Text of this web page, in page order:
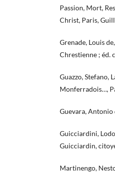
Passion, Mort,
Christ, Paris,
Grenade, Louis
Chrestienne ; éd.
Guazzo, Stefano,
Monferradois…,
Guevara, Antonio
Guicciardini,
Guicciardin,
Martinengo,